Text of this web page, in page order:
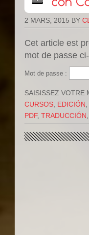
2 MARS, 2015 BY
Cet article est
mot de passe
Mot de passe :
SAISISSEZ VOTRE
CURSOS EDICIÓN
PDF, TRADUCCIÓN